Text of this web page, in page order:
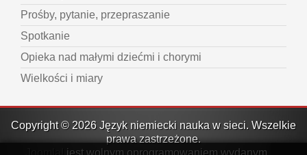
Prośby, pytanie, przepraszanie
Spotkanie
Opieka nad małymi dziećmi i chorymi
Wielkości i miary
Copyright © 2026 Język niemiecki nauka w sieci. Wszelkie
prawa zastrzeżone.